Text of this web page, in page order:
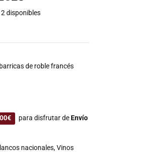
disponibles
de roble francés
€ para disfrutar deEnvío
nacionales,Vinos